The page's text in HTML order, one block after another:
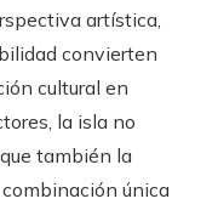
artística,
convierten
cultural en
la isla no
también la
única